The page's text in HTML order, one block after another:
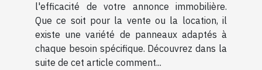
l'efficacité de votre annonce immobilière.
Que ce soit pour la vente ou la location, il
existe une variété de panneaux adaptés à
chaque besoin spécifique. Découvrez dans la
suite de cet article comment...